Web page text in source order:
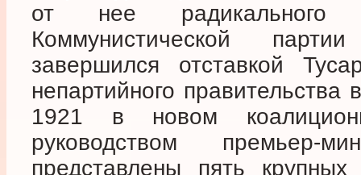
от нее
Коммунистической
завершился отставкой
непартийного
1921 в новом
руководством
представлены пять